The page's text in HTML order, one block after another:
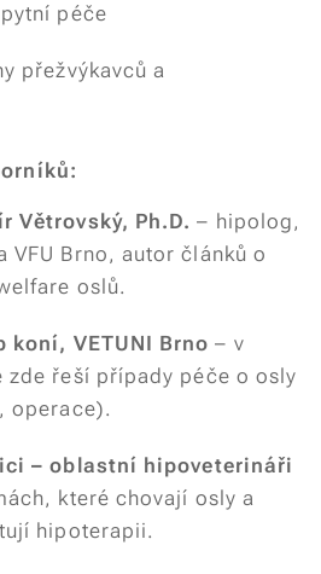
péče
přežvýkavců a
Větrovský, Ph.D. – hipolog,
VFU Brno, autor článků o
oslů.
koní, VETUNI Brno – v
zde řeší případy péče o osly
operace).
– oblastní hipoveterináři
které chovají osly a
hipoterapii.